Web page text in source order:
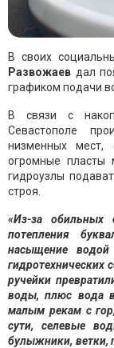
В своих
Развожаев дал
графиком подачи
В связи с
Севастополе
низменных
огромные пласты
гидроузлы
строя.
«Из-за обильных
потепления
насыщение
гидротехнических
ручейки
воды, плюс вода
малым рекам с
сути, селевые
булыжники, ветки,